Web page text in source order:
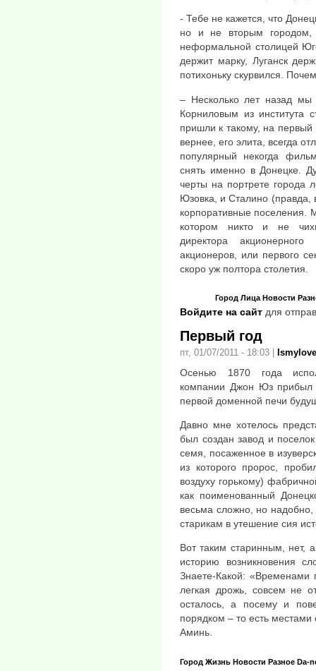
- Тебе не кажется, что
но и не вторым городом,
неформальной столицей
держит марку, Луганск
потихоньку скурвился.
– Несколько лет назад
Корниловым из института
пришли к такому, на первый
вернее, его элита, всегда
популярный некогда
снять именно в Донецке.
черты на портрете города
Юзовка, и Сталино
корпоративные поселения.
котором никто и не
директора
акционеров, или первого
скоро уж полтора столетия.
Город Лица Новости
Войдите на сайт для
Первый год
пт, 01/07/2011 - 18:03 Ismylove
Осенью 1870 года
компании Джон Юз прибыл
первой доменной печи
Давно мне хотелось
был создан завод и
семя, посаженное в
из которого пророс,
воздуху горькому)
как поименованный
весьма сложно, но
старикам в утешение сия
Вот таким старинным, нет,
историю возникновения
Знаете-Какой: «Временами
легкая дрожь, совсем не
осталось, а посему и
порядком – то есть
Аминь.
Город Жизнь Новости Разное Da-